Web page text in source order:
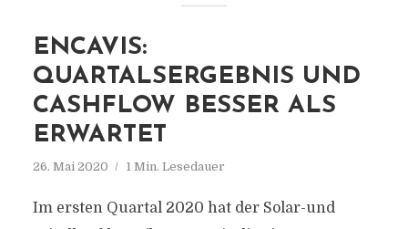
ENCAVIS:
QUARTALSERGEBNIS UND
CASHFLOW BESSER ALS
ERWARTET
26. Mai 2020 1 Min. Lesedauer
Im ersten Quartal 2020 hat der Solar-und